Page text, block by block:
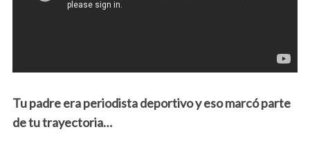
Tu padre era periodista deportivo y eso marcó parte
de tu trayectoria…